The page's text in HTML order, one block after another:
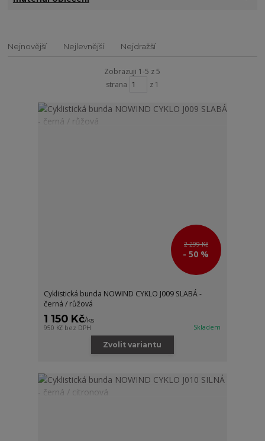
Nejnovější Nejlevnější Nejdražší
Zobrazuji 1-5 z 5
strana
z 1
2 299 Kč
- 50 %
Cyklistická bunda NOWIND CYKLO J009 SLABÁ -
černá / růžová
1 150 Kč/ks
950 Kč bez DPH Skladem
Zvolit variantu